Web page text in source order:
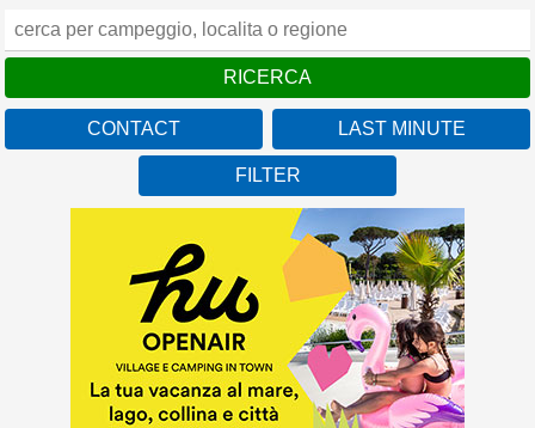
CONTACT LAST MINUTE
FILTER